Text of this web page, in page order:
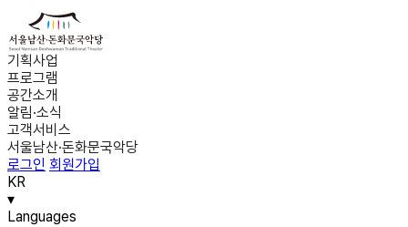
기획사업
프로그램
공간소개
알림·소식
고객서비스
서울남산·돈화문국악당
로그인 회원가입
KR
▾
Languages